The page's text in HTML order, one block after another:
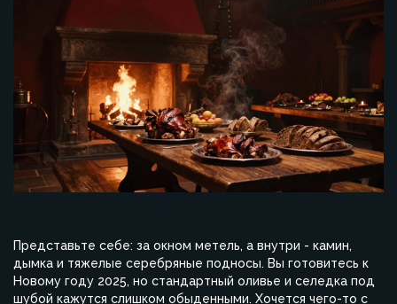
Представьте себе: за окном метель, а внутри - камин,
дымка и тяжелые серебряные подносы. Вы готовитесь к
Новому году 2025, но стандартный оливье и селедка под
шубой кажутся слишком обыденными. Хочется чего-то с